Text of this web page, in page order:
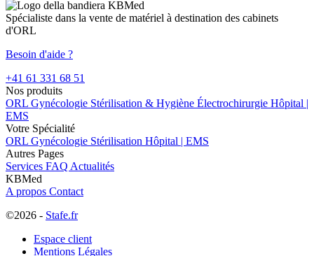
Spécialiste dans la vente de matériel à destination des cabinets
d'ORL
Besoin d'aide ?
+41 61 331 68 51
Nos produits
ORL Gynécologie Stérilisation & Hygiène Électrochirurgie Hôpital |
EMS
Votre Spécialité
ORL Gynécologie Stérilisation Hôpital | EMS
Autres Pages
Services FAQ Actualités
KBMed
A propos Contact
©2026 - Stafe.fr
Espace client
Mentions Légales